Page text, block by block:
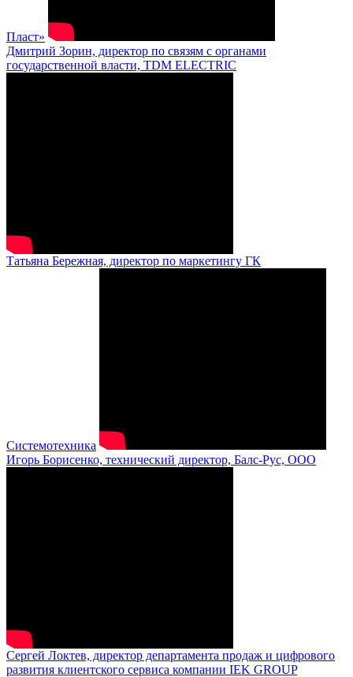
Пласт»
Дмитрий Зорин, директор по связям с органами
государственной власти, TDM ELECTRIC
Татьяна Бережная, директор по маркетингу ГК
Системотехника
Игорь Борисенко, технический директор, Балс-Рус, ООО
Сергей Локтев, директор департамента продаж и цифрового
развития клиентского сервиса компании IEK GROUP